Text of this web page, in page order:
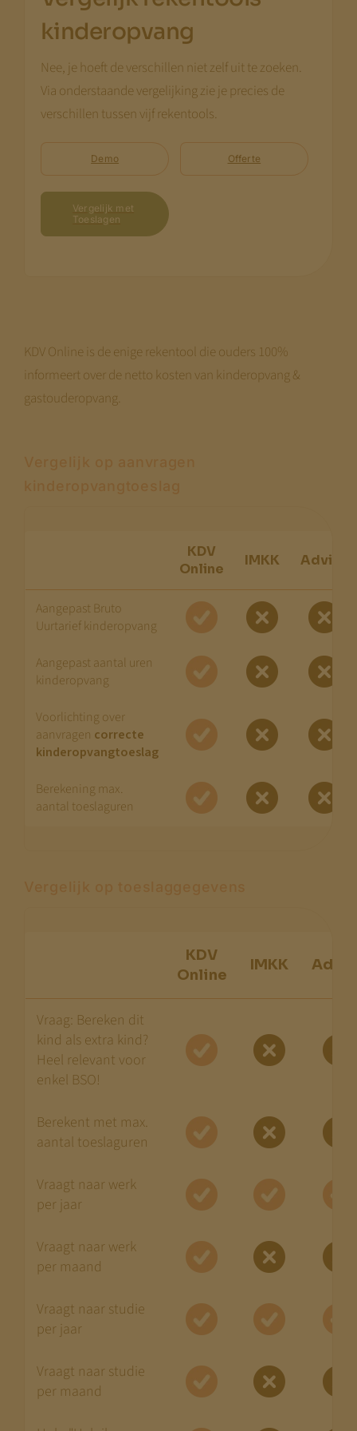
kinderopvang
Nee, je hoeft de verschillen niet zelf uit te zoeken.
Via onderstaande vergelijking zie je precies de
verschillen tussen vijf rekentools.
Demo Offerte
Vergelijk met
Toeslagen
KDV Online is de enige rekentool die ouders 100%
informeert over de netto kosten van kinderopvang &
gastouderopvang.
KDV
Online
IMKK Advice
Aangepast Bruto
Uurtarief kinderopvang
Aangepast aantal uren
kinderopvang
Voorlichting over
aanvragen correcte
kinderopvangtoeslag
Berekening max.
aantal toeslaguren
KDV
Online
IMKK
Vraag: Bereken dit
kind als extra kind?
Heel relevant voor
enkel BSO!
Berekent met max.
aantal toeslaguren
Vraagt naar werk
per jaar
Vraagt naar werk
per maand
Vraagt naar studie
per jaar
Vraagt naar studie
per maand